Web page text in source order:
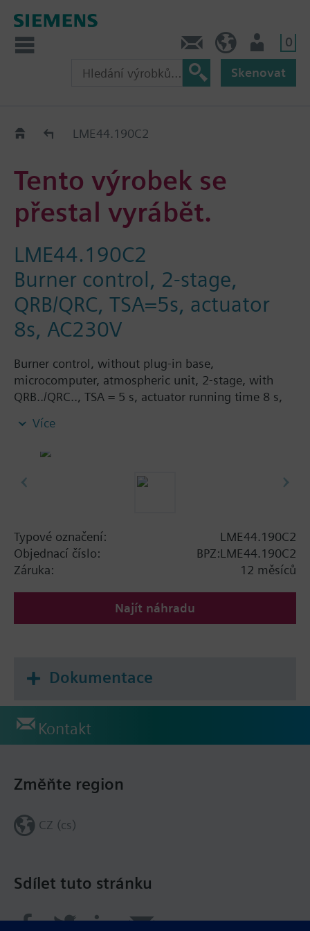
0
Skenovat
Old2NewLME44.190C2
Tento výrobek se
přestal vyrábět.
LME44.190C2
Burner control, 2-stage,
QRB/QRC, TSA=5s, actuator
8s, AC230V
Burner control, without plug-in base,
microcomputer, atmospheric unit, 2-stage, with
QRB../QRC.., TSA = 5 s, actuator running time 8 s,
Více
Typové označení:
LME44.190C2
Objednací číslo:
BPZ:LME44.190C2
Záruka:
12 měsíců
Najít náhradu
Dokumentace
Kontakt
Sdílet tuto stránku
Změňte region
CZ (cs)